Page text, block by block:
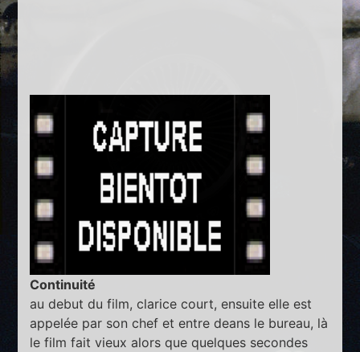
Continuité
au debut du film, clarice court, ensuite elle est
appelée par son chef et entre deans le bureau, là
le film fait vieux alors que quelques secondes